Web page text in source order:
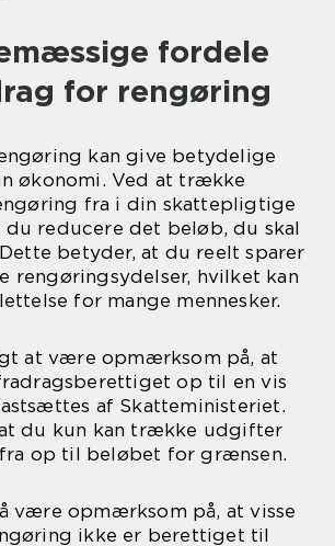
fordele
for rengøring
kan give betydelige
økonomi. Ved at trække
fra i din skattepligtige
du reducere det beløb, du skal
betyder, at du reelt sparer
rengøringsydelser, hvilket kan
for mange mennesker.
at være opmærksom på, at
op til en vis
af Skatteministeriet.
du kun kan trække udgifter
op til beløbet for grænsen.
være opmærksom på, at visse
ikke er berettiget til